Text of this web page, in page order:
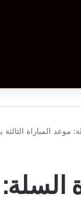
موعد المباراة الثالثة
السلة: